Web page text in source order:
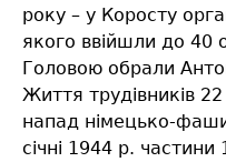
року – у Коросту
якого ввійшли до 40
Головою обрали
Життя трудівників
напад німецько-
січні 1944 р.